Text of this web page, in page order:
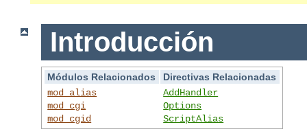
Introducción
Módulos Relacionados
Directivas Relacionadas
mod_alias
mod_cgi
mod_cgid
AddHandler
Options
ScriptAlias